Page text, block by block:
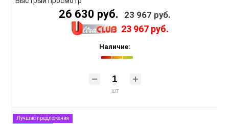
26 630 руб. 23 967 руб.
23 967 руб.
Наличие:
шт
Лучшие предложения